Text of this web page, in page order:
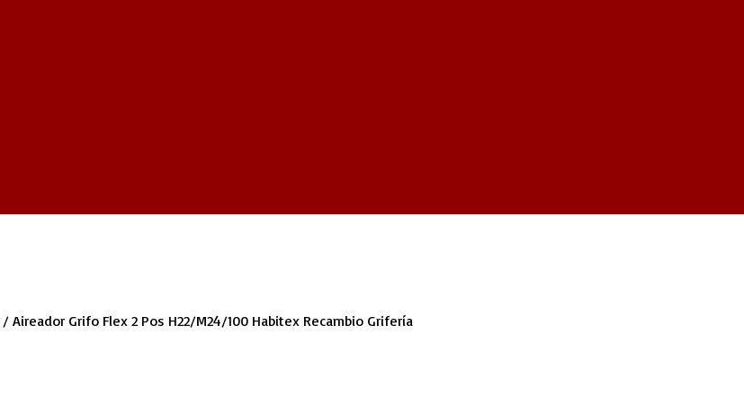
/ Aireador Grifo Flex 2 Pos H22/m24/100 Habitex Recambio Grifería